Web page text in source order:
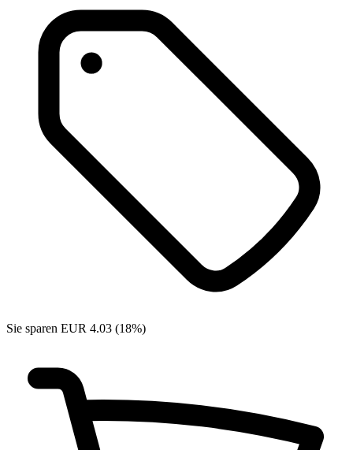
Sie sparen EUR 4.03 (18%)